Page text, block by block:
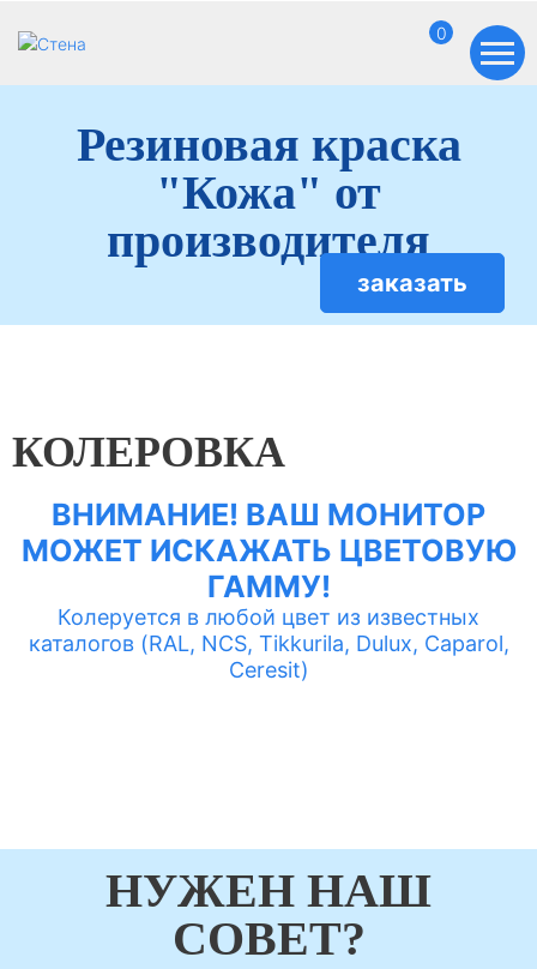
0
Резиновая краска
"Кожа" от
производителя
заказать
КОЛЕРОВКА
ВНИМАНИЕ! ВАШ МОНИТОР
МОЖЕТ ИСКАЖАТЬ ЦВЕТОВУЮ
ГАММУ!
Колеруется в любой цвет из известных
каталогов (RAL, NCS, Tikkurila, Dulux, Caparol,
Ceresit)
НУЖЕН НАШ
СОВЕТ?